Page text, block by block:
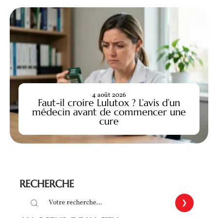
Faut-il croire Lulutox ? L’avis d’un
médecin avant de commencer une
cure
4 août 2026
RECHERCHE